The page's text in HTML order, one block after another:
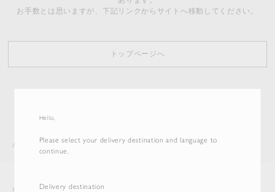
Hello,
Please select your delivery destination and language to
continue.
Delivery destination
お手数とは思いますが、下記リンクからサイトへ移動してください。
トップページへ
AURALEE ITEM
Newsletter